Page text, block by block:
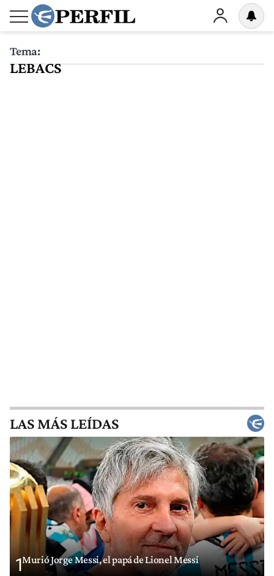
Tema:
LEBACS
LAS MÁS LEÍDAS
1Murió Jorge Messi, el papá de Lionel Messi